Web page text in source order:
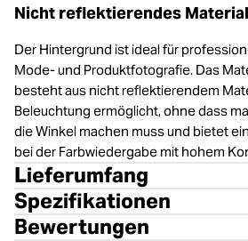
Nicht reflektierendes Material
Der Hintergrund ist ideal für
Mode- und Produktfotografie. Das
besteht aus nicht reflektierendem
Beleuchtung ermöglicht, ohne dass
die Winkel machen muss und bietet
bei der Farbwiedergabe mit hohem
Lieferumfang
Spezifikationen
Bewertungen